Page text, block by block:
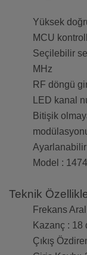
Yüksek
MCU
Seçilebilir
MHz
RF döngü
LED kanal
Bitişik
Ayarlanabilir
Model :
Teknik
Frekans
Kazanç : 18
Çıkış